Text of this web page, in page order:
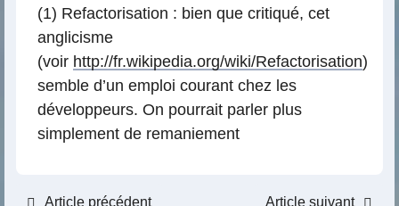
(1) Refactorisation : bien que critiqué, cet
anglicisme
(voir http://fr.wikipedia.org/wiki/Refactorisation)
semble d’un emploi courant chez les
développeurs. On pourrait parler plus
simplement de remaniement
Article précédent Article suivant